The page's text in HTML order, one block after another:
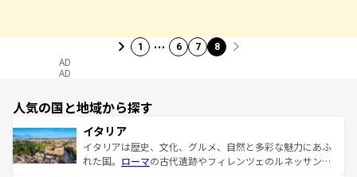
1 … 6 7 8
AD
AD
人気の国と地域から探す
イタリア
イタリアは歴史、文化、グルメ、自然と多彩な魅力にあふ
れた国。 ローマの古代遺跡やフィレンツェのルネッサンス